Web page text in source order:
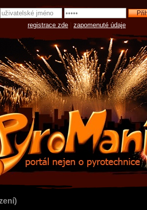
registrace zde zapomenuté údaje